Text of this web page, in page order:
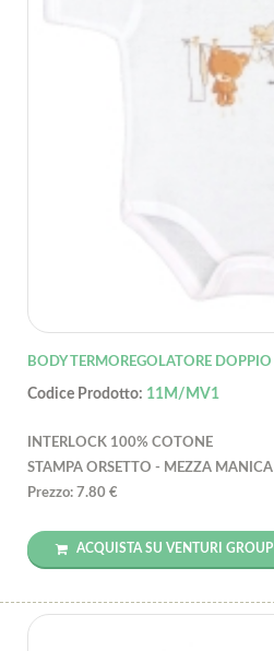
BODY TERMOREGOLATORE DOPPIO
Codice Prodotto: 11M/MV1
INTERLOCK 100% COTONE
STAMPA ORSETTO - MEZZA MANICA
Prezzo: 7.80 €
ACQUISTA SU VENTURI GROUP